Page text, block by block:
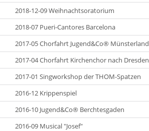
2018-12-09 Weihnachtsoratorium
2018-07 Pueri-Cantores Barcelona
2017-05 Chorfahrt Jugend&Co® Münsterland
2017-04 Chorfahrt Kirchenchor nach Dresden
2017-01 Singworkshop der THOM-Spatzen
2016-12 Krippenspiel
2016-10 Jugend&Co® Berchtesgaden
2016-09 Musical "Josef"